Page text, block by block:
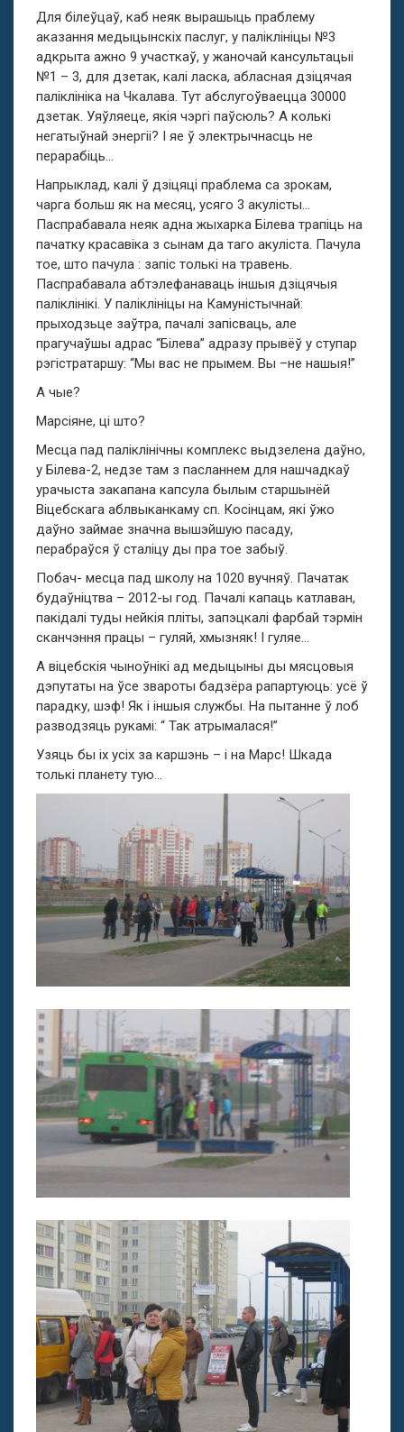
Для білеўцаў, каб неяк вырашыць праблему
аказання медыцынскіх паслуг, у паліклініцы №3
адкрыта ажно 9 участкаў, у жаночай кансультацыі
№1 – 3, для дзетак, калі ласка, абласная дзіцячая
паліклініка на Чкалава. Тут абслугоўваецца 30000
дзетак. Уяўляеце, якія чэргі паўсюль? А колькі
негатыўнай энергіі? І яе ў электрычнасць не
перарабіць…
Напрыклад, калі ў дзіцяці праблема са зрокам,
чарга больш як на месяц, усяго 3 акулісты…
Паспрабавала неяк адна жыхарка Білева трапіць на
пачатку красавіка з сынам да таго акуліста. Пачула
тое, што пачула : запіс толькі на травень.
Паспрабавала абтэлефанаваць іншыя дзіцячыя
паліклінікі. У паліклініцы на Камуністычнай:
прыходзьце заўтра, пачалі запісваць, але
прагучаўшы адрас “Білева” адразу прывёў у ступар
рэгістратаршу: “Мы вас не прымем. Вы –не нашыя!”
А чые?
Марсіяне, ці што?
Месца пад паліклінічны комплекс выдзелена даўно,
у Білева-2, недзе там з пасланнем для нашчадкаў
урачыста закапана капсула былым старшынёй
Віцебскага аблвыканкаму сп. Косінцам, які ўжо
даўно займае значна вышэйшую пасаду,
перабраўся ў сталіцу ды пра тое забыў.
Побач- месца пад школу на 1020 вучняў. Пачатак
будаўніцтва – 2012-ы год. Пачалі капаць катлаван,
пакідалі туды нейкія пліты, запэцкалі фарбай тэрмін
сканчэння працы – гуляй, хмызняк! І гуляе…
А віцебскія чыноўнікі ад медыцыны ды мясцовыя
дэпутаты на ўсе звароты бадзёра рапартуюць: усё ў
парадку, шэф! Як і іншыя службы. На пытанне ў лоб
разводзяць рукамі: “ Так атрымалася!”
Узяць бы іх усіх за каршэнь – і на Марс! Шкада
толькі планету тую…